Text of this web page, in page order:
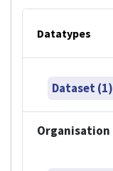
Datatypes
Dataset (1)
Organisation